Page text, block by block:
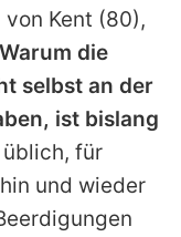
Kent (80),
Warum die
selbst an der
ist bislang
für
und wieder